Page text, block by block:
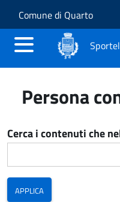
Salta al
Skip to site
Comune di Quarto
Persona
Cerca i contenuti che